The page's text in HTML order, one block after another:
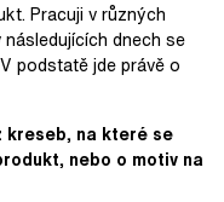
Pracuji v různých
dnech se
podstatě jde právě o
kreseb, na které se
nebo o motiv na